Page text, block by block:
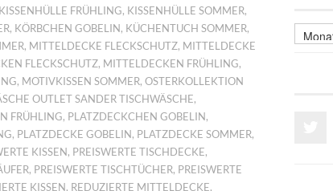
KISSENHÜLLE FRÜHLING, KISSENHÜLLE SOMMER,
, KÖRBCHEN GOBELIN, KÜCHENTUCH SOMMER,
, MITTELDECKE FLECKSCHUTZ, MITTELDECKE
FLECKSCHUTZ, MITTELDECKEN FRÜHLING,
, MOTIVKISSEN SOMMER, OSTERKOLLEKTION
OUTLET SANDER TISCHWÄSCHE,
FRÜHLING, PLATZDECKCHEN GOBELIN,
, PLATZDECKE GOBELIN, PLATZDECKE SOMMER,
KISSEN, PREISWERTE TISCHDECKE,
, PREISWERTE TISCHTÜCHER, PREISWERTE
KISSEN, REDUZIERTE MITTELDECKE,
Archiv
älterer